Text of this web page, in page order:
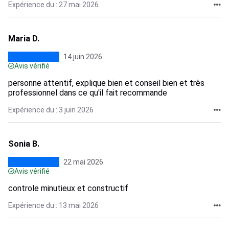
Expérience du : 27 mai 2026
Maria D.
14 juin 2026
Avis vérifié
personne attentif, explique bien et conseil bien et très
professionnel dans ce qu'il fait recommande
Expérience du : 3 juin 2026
Sonia B.
22 mai 2026
Avis vérifié
controle minutieux et constructif
Expérience du : 13 mai 2026